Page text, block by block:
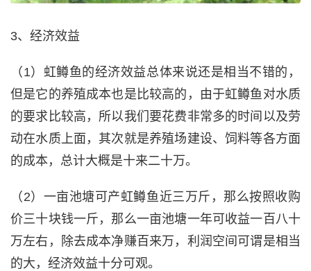
3、经济效益
（1）虹鳟鱼的经济效益总体来说还是相当不错的，
但是它的养殖成本也是比较高的，由于虹鳟鱼对水质
的要求比较高，所以我们要花费非常多的时间以及劳
动在水质上面，其次就是养殖场建设、饲料等各方面
的成本，总计大概是十来二十万。
（2）一亩池塘可产虹鳟鱼近三万斤，那么按照收购
价三十块钱一斤，那么一亩池塘一年可收益一百八十
万左右，除去成本净赚百来万，利润空间可谓是相当
的大，经济效益十分可观。